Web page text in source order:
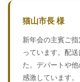
猫山市長 様
新年会の主賓ご
っています。配
た。デパートや
感激しています。